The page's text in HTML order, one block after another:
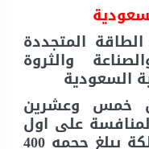
المتجددة
والثروة
السعودية
خمس وعشرين
على اول
مشروع لطاقة الرياح بالمملكة يبلغ حجمه 400